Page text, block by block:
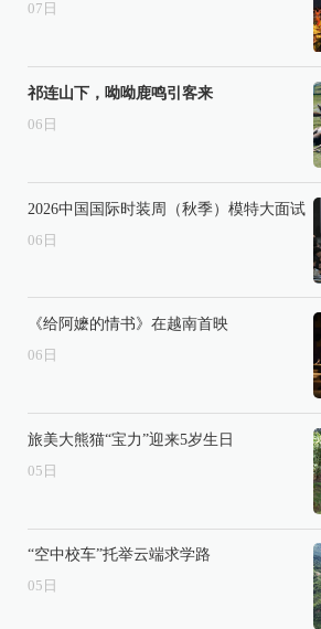
07 日
祁连山下，呦呦鹿鸣引客来
06 日
2026中国国际时装周（秋季）模特大面试
06 日
《给阿嬷的情书》在越南首映
06 日
旅美大熊猫“宝力”迎来5岁生日
05 日
“空中校车”托举云端求学路
05 日